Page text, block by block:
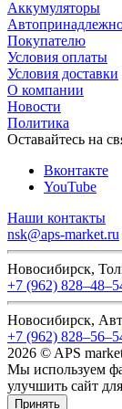
Аккумуляторы
Покупателю
Условия оплаты
Условия доставки
О компании
Новости
Политика
Оставайтесь на
Вконтакте
YouTube
Наши контакты
nsk@aps-market.ru
Новосибирск,
+7 (962)
Новосибирск,
+7 (962)
2026 © APS
Мы используем
улучшить сайт
Принять